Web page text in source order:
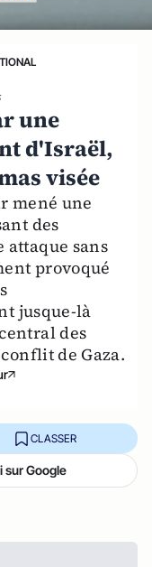
une
d'Israël,
visée
mené une
des
attaque sans
provoqué
jusque-là
des
de Gaza.
CLASSER
Google